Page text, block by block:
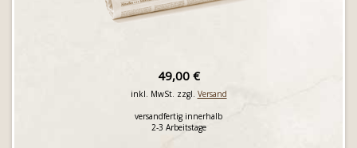
49,00 €
inkl. MwSt. zzgl. Versand
versandfertig innerhalb
2-3 Arbeitstage